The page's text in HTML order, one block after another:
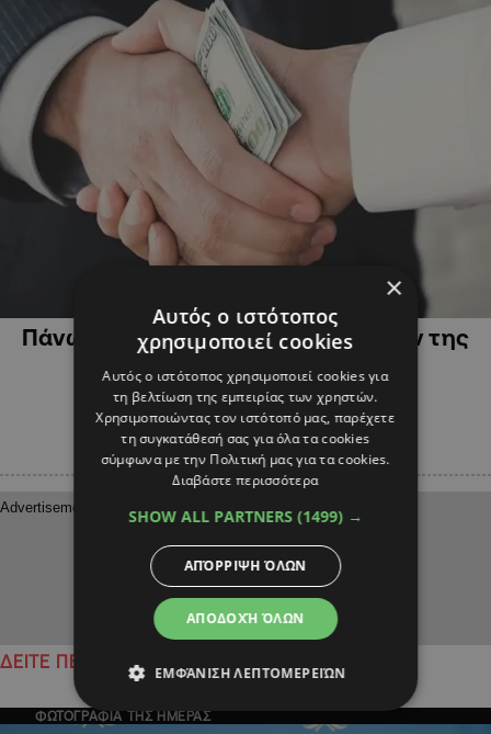
Πάνω από 300 καταγγελίες ενώπιον της
Αρχής κατά της Διαφθοράς
ΔΕΙΤΕ ΠΕΡΙΣΣΟΤΕΡΑ
ΦΩΤΟΓΡΑΦΙΑ ΤΗΣ ΗΜΕΡΑΣ
×
Αυτός ο ιστότοπος
χρησιμοποιεί cookies
Αυτός ο ιστότοπος χρησιμοποιεί cookies για
τη βελτίωση της εμπειρίας των χρηστών.
Χρησιμοποιώντας τον ιστότοπό μας, παρέχετε
τη συγκατάθεσή σας για όλα τα cookies
σύμφωνα με την Πολιτική μας για τα cookies.
Διαβάστε περισσότερα
SHOW ALL PARTNERS (1499) →
ΑΠΟΔΟΧΉ ΌΛΩΝ
ΑΠΌΡΡΙΨΗ ΌΛΩΝ
ΕΜΦΆΝΙΣΗ ΛΕΠΤΟΜΕΡΕΙΏΝ